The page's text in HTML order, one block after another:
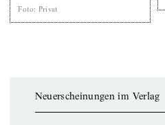
Foto: Privat
Neuerscheinungen im Verlag